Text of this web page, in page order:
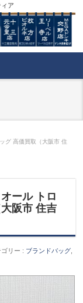
ア
グ 高価買取（大阪市 住
ール トロ
阪市 住吉
ゴリー : ブランドバッグ